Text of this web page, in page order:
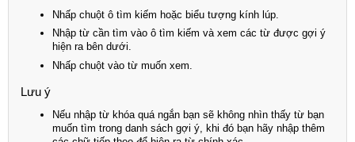
Nhấp chuột ô tìm kiếm hoặc biểu tượng kính lúp.
Nhập từ cần tìm vào ô tìm kiếm và xem các từ được gợi ý
hiện ra bên dưới.
Nhấp chuột vào từ muốn xem.
Lưu ý
Nếu nhập từ khóa quá ngắn bạn sẽ không nhìn thấy từ bạn
muốn tìm trong danh sách gợi ý, khi đó bạn hãy nhập thêm